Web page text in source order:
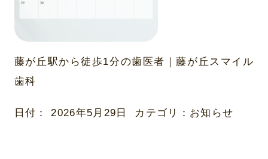
藤が丘駅から徒歩1分の歯医者｜藤が丘スマイル
歯科
日付： 2026年5月29日 カテゴリ： お知らせ